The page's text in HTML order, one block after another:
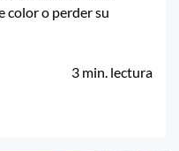
color o perder su
3 min. lectura